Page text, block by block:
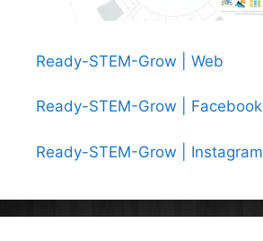
Ready-STEM-Grow | Web
Ready-STEM-Grow | Facebook
Ready-STEM-Grow | Instagram